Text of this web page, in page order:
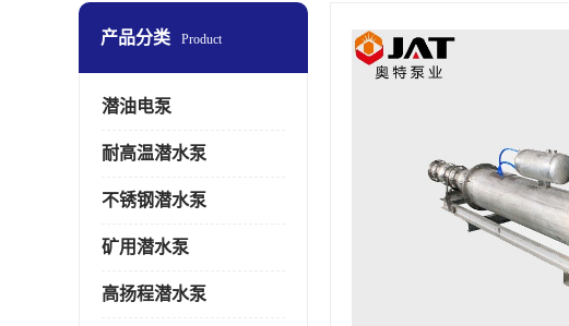
产品分类 Product
潜油电泵
耐高温潜水泵
不锈钢潜水泵
矿用潜水泵
高扬程潜水泵